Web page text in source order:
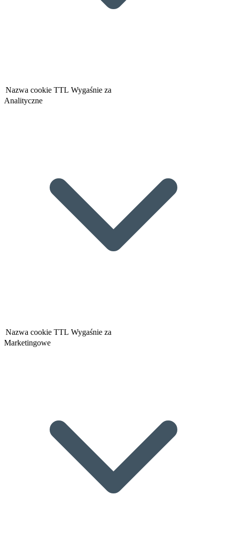
Nazwa cookie TTL Wygaśnie za
Analityczne
Nazwa cookie TTL Wygaśnie za
Marketingowe